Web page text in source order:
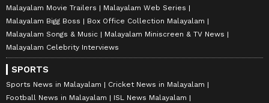
Malayalam Movie Trailers
Malayalam Web Series
Malayalam Bigg Boss
Box Office Collection Malayalam
Malayalam Songs & Music
Malayalam Miniscreen & TV News
Malayalam Celebrity Interviews
SPORTS
Sports News in Malayalam
Cricket News in Malayalam
Football News in Malayalam
ISL News Malayalam